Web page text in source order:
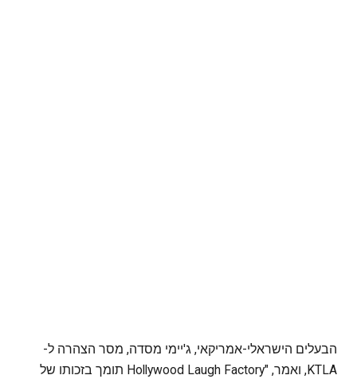
הבעלים הישראלי-אמריקאי, ג'יימי מסדה, מסר הצהרה ל-
KTLA, ואמר, "Hollywood Laugh Factory תומך בזכותו של